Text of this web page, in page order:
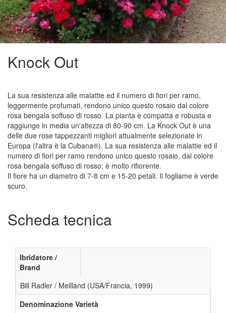
Knock Out
La sua resistenza alle malattie ed il numero di fiori per ramo,
leggermente profumati, rendono unico questo rosaio dal colore
rosa bengala soffuso di rosso. La pianta è compatta e robusta e
raggiunge in media un'altezza di 80-90 cm. La Knock Out è una
delle due rose tappezzanti migliori attualmente selezionate in
Europa (l'altra è la Cubana®). La sua resistenza alle malattie ed il
numero di fiori per ramo rendono unico questo rosaio, dal colore
rosa bengala soffuso di rosso; è molto rifiorente.
Il fiore ha un diametro di 7-8 cm e 15-20 petali. Il fogliame è verde
scuro.
Scheda tecnica
Ibridatore /
Brand
Bill Radler / Meilland (USA/Francia, 1999)
Denominazione Varietà